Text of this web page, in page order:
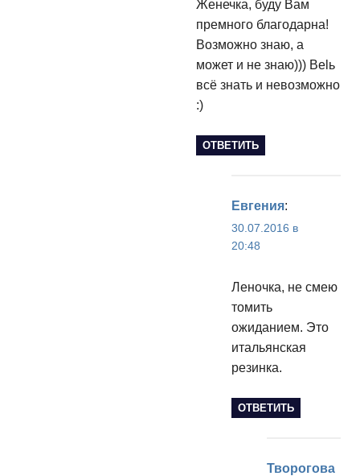
Женечка, буду Вам
премного благодарна!
Возможно знаю, а
может и не знаю))) Веlь
всё знать и невозможно
:)
ОТВЕТИТЬ
Евгения:
30.07.2016 в
20:48
Леночка, не смею
томить
ожиданием. Это
итальянская
резинка.
ОТВЕТИТЬ
Творогова